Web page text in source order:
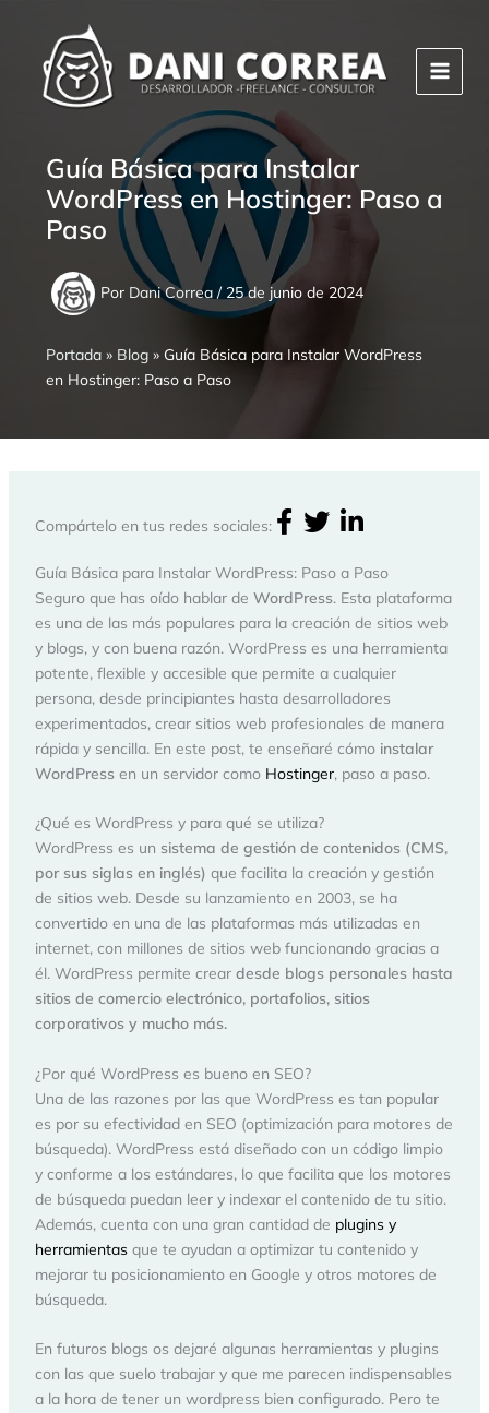
contenido
Guía Básica para Instalar
WordPress en Hostinger: Paso a
Paso
Por Dani Correa / 25 de junio de 2024
Portada » Blog » Guía Básica para Instalar WordPress
en Hostinger: Paso a Paso
Compártelo en tus redes sociales:
Guía Básica para Instalar WordPress: Paso a Paso
Seguro que has oído hablar de WordPress. Esta plataforma
es una de las más populares para la creación de sitios web
y blogs, y con buena razón. WordPress es una herramienta
potente, flexible y accesible que permite a cualquier
persona, desde principiantes hasta desarrolladores
experimentados, crear sitios web profesionales de manera
rápida y sencilla. En este post, te enseñaré cómo instalar
WordPressen un servidor como Hostinger, paso a paso.
¿Qué es WordPress y para qué se utiliza?
WordPress es un sistema de gestión de contenidos (CMS,
por sus siglas en inglés) que facilita la creación y gestión
de sitios web. Desde su lanzamiento en 2003, se ha
convertido en una de las plataformas más utilizadas en
internet, con millones de sitios web funcionando gracias a
él. WordPress permite crear desde blogs personales hasta
sitios de comercio electrónico, portafolios, sitios
corporativos y mucho más.
¿Por qué WordPress es bueno en SEO?
Una de las razones por las que WordPress es tan popular
es por su efectividad en SEO (optimización para motores de
búsqueda). WordPress está diseñado con un código limpio
y conforme a los estándares, lo que facilita que los motores
de búsqueda puedan leer y indexar el contenido de tu sitio.
Además, cuenta con una gran cantidad de plugins y
herramientasque te ayudan a optimizar tu contenido y
mejorar tu posicionamiento en Google y otros motores de
búsqueda.
En futuros blogs os dejaré algunas herramientas y plugins
con las que suelo trabajar y que me parecen indispensables
a la hora de tener un wordpress bien configurado. Pero te